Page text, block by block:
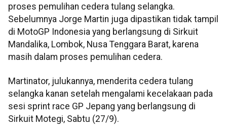
proses pemulihan cedera tulang selangka.
Sebelumnya Jorge Martin juga dipastikan tidak tampil
di MotoGP Indonesia yang berlangsung di Sirkuit
Mandalika, Lombok, Nusa Tenggara Barat, karena
masih dalam proses pemulihan cedera.
Martinator, julukannya, menderita cedera tulang
selangka kanan setelah mengalami kecelakaan pada
sesi sprint race GP Jepang yang berlangsung di
Sirkuit Motegi, Sabtu (27/9).